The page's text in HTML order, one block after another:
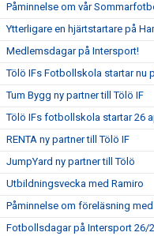
Påminnelse om vår
Ytterligare en hjärtstartare på
Medlemsdagar på Intersport!
Tölö IFs Fotbollskola startar nu
Tum Bygg ny partner till Tölö IF
Tölö IFs fotbollskola startar 26
RENTA ny partner till Tölö IF
JumpYard ny partner till Tölö
Utbildningsvecka med Ramiro
Påminnelse om föreläsning
Fotbollsdagar på Intersport 26/